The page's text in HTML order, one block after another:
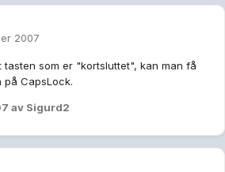
2007
som er "kortsluttet", kan man få
på CapsLock.
av Sigurd2